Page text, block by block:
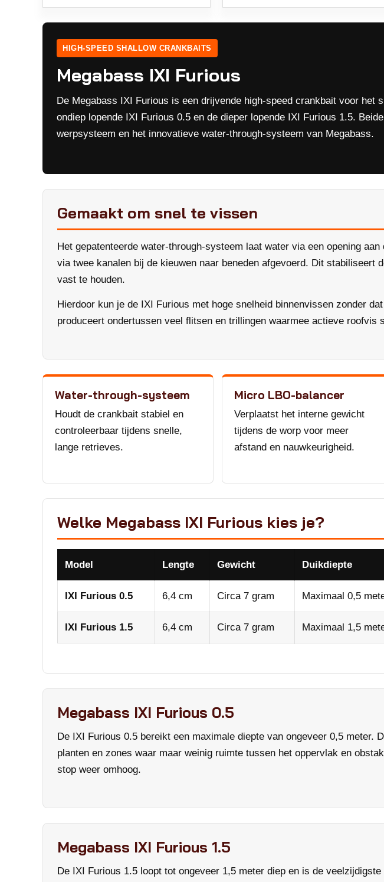
HIGH-SPEED SHALLOW CRANKBAITS
Megabass IXI Furious
De Megabass IXI Furious is een drijvende high-speed crankbait voor
ondiep lopende IXI Furious 0.5 en de dieper lopende IXI Furious 1.5.
werpsysteem en het innovatieve water-through-systeem van Megabass.
Gemaakt om snel te vissen
Het gepatenteerde water-through-systeem laat water via een opening
via twee kanalen bij de kieuwen naar beneden afgevoerd. Dit
vast te houden.
Hierdoor kun je de IXI Furious met hoge snelheid binnenvissen zonder
produceert ondertussen veel flitsen en trillingen waarmee actieve roofvis
Water-through-systeem
Houdt de crankbait stabiel en
controleerbaar tijdens snelle,
lange retrieves.
Micro LBO-balancer
Verplaatst het interne gewicht
tijdens de worp voor meer
afstand en nauwkeurigheid.
Welke Megabass IXI Furious kies je?
Model Lengte Gewicht Duikdiepte
IXI Furious 0.5 6,4 cm Circa 7 gram Maximaal 0,5
IXI Furious 1.5 6,4 cm Circa 7 gram Maximaal 1,5
Megabass IXI Furious 0.5
De IXI Furious 0.5 bereikt een maximale diepte van ongeveer 0,5
planten en zones waar maar weinig ruimte tussen het oppervlak en
stop weer omhoog.
Megabass IXI Furious 1.5
De IXI Furious 1.5 loopt tot ongeveer 1,5 meter diep en is de